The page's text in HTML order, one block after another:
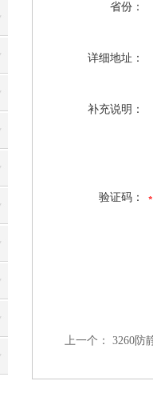
省份：
详细地址：
补充说明：
验证码：
上一个： 3260防